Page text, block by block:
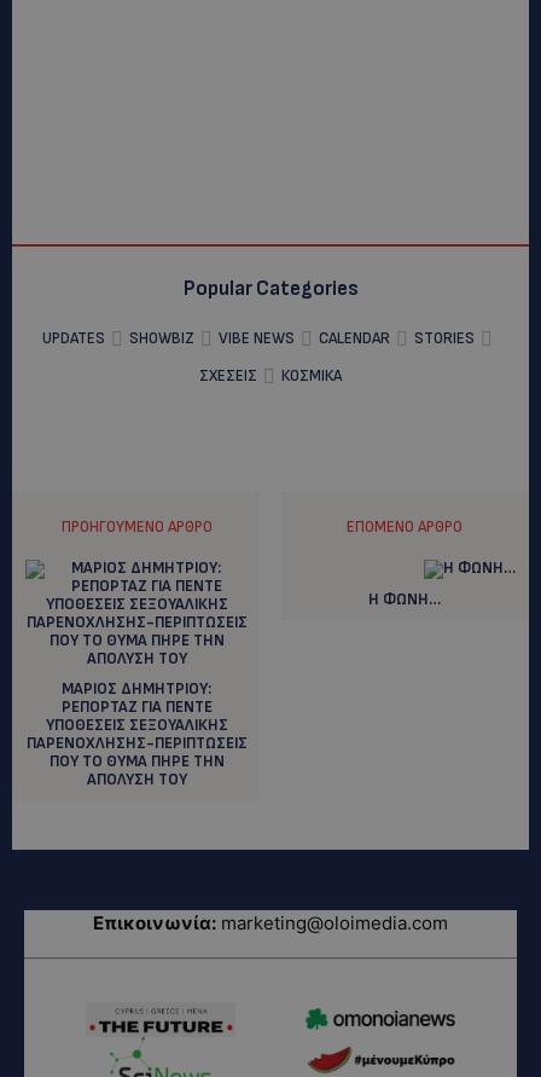
Popular Categories
UPDATES SHOWBIZ VIBE NEWS CALENDAR
STORIES
ΣΧΕΣΕΙΣ
ΚΟΣΜΙΚΑ
ΠΡΟΗΓΟΎΜΕΝΟ ΆΡΘΡΟ
ΜΑΡΙΟΣ ΔΗΜΗΤΡΙΟΥ:
ΡΕΠΟΡΤΑΖ ΓΙΑ ΠΕΝΤΕ
ΥΠΟΘΕΣΕΙΣ ΣΕΞΟΥΑΛΙΚΗΣ
ΠΑΡΕΝΟΧΛΗΣΗΣ-ΠΕΡΙΠΤΩΣΕΙΣ
ΠΟΥ ΤΟ ΘΥΜΑ ΠΗΡΕ ΤΗΝ
ΑΠΟΛΥΣΗ ΤΟΥ
ΕΠΌΜΕΝΟ ΆΡΘΡΟ
Η ΦΩΝΗ…
Επικοινωνία: marketing@oloimedia.com